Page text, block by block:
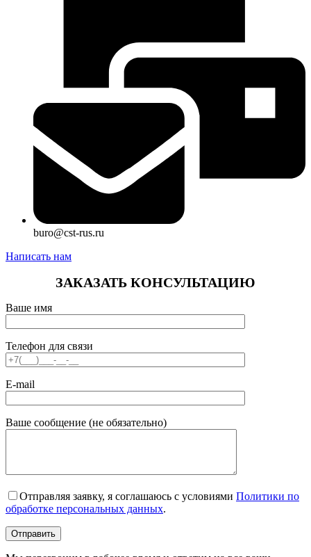
buro@cst-rus.ru
Написать нам
ЗАКАЗАТЬ КОНСУЛЬТАЦИЮ
Ваше имя
Телефон для связи
E-mail
Ваше сообщение (не обязательно)
Отправляя заявку, я соглашаюсь с условиями Политики по
обработке персональных данных.